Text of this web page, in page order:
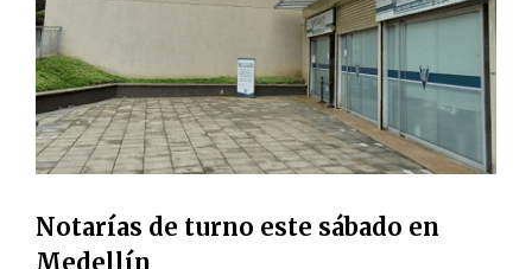
Notarías de turno este sábado en
Medellín